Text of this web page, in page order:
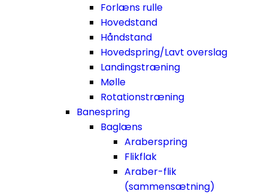
Forlæns rulle
Hovedstand
Håndstand
Hovedspring/Lavt overslag
Landingstræning
Mølle
Rotationstræning
Banespring
Baglæns
Araberspring
Flikflak
Araber-flik
(sammensætning)